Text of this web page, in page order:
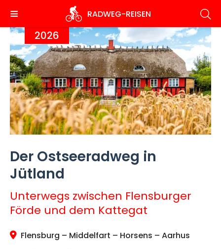
zum
Inhalt
RADWEG-REISEN
2026
Der Ostseeradweg in
Jütland
Unterwegs zwischen Flensburger
Förde und dem Kattegat
Flensburg – Middelfart – Horsens – Aarhus